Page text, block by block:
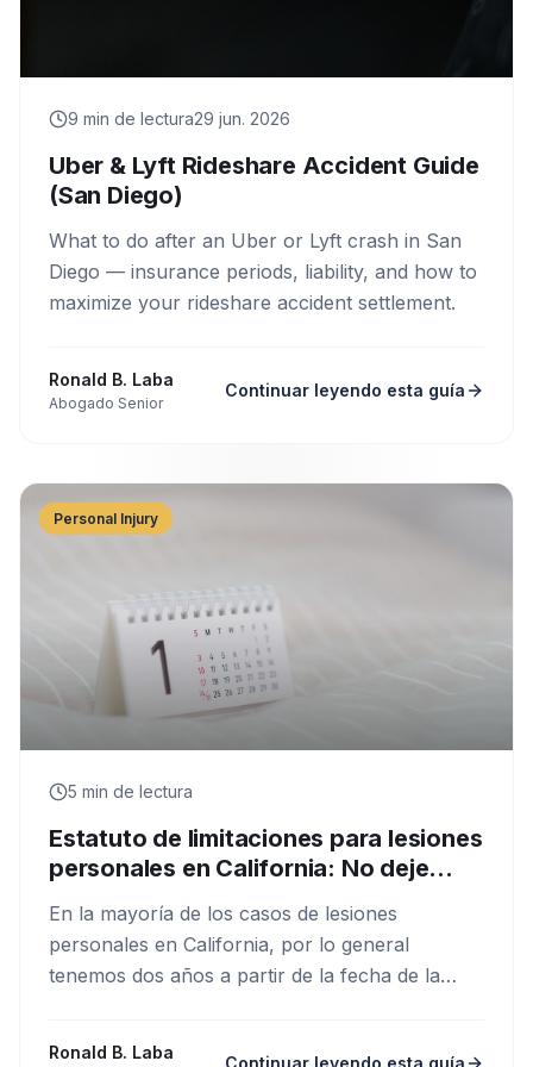
9 min de lectura29 jun. 2026
Uber & Lyft Rideshare Accident Guide
(San Diego)
What to do after an Uber or Lyft crash in San
Diego — insurance periods, liability, and how to
maximize your rideshare accident settlement.
Ronald B. Laba
Abogado Senior
Continuar leyendo esta guía
Personal Injury
5 min de lectura
Estatuto de limitaciones para lesiones
personales en California: No deje
En la mayoría de los casos de lesiones
personales en California, por lo general
tenemos dos años a partir de la fecha de la
Ronald B. Laba
Continuar leyendo esta guía